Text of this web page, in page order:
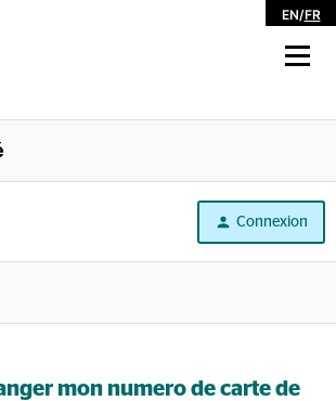
EN/FR
Connexion
mon numero de carte de